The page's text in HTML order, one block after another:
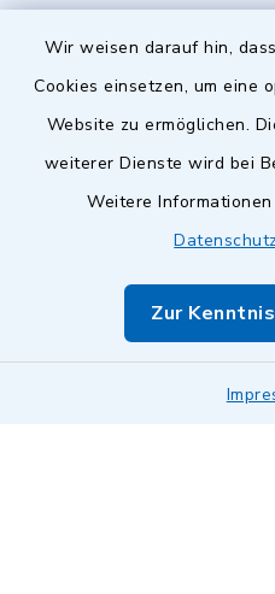
Wir weisen darauf hin,
Cookies einsetzen, um eine
Website zu ermöglichen.
weiterer Dienste wird bei
Weitere
Zur